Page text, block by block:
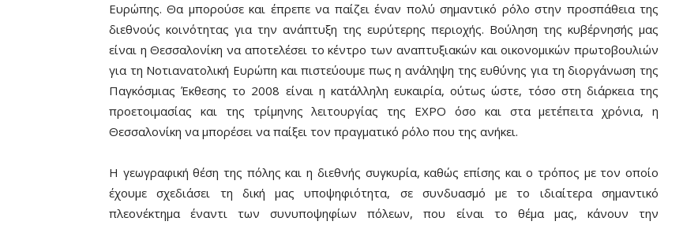
Ευρώπης. Θα μπορούσε και έπρεπε να παίζει έναν πολύ σημαντικό ρόλο στην προσπάθεια της
διεθνούς κοινότητας για την ανάπτυξη της ευρύτερης περιοχής. Βούληση της κυβέρνησής μας
είναι η Θεσσαλονίκη να αποτελέσει το κέντρο των αναπτυξιακών και οικονομικών πρωτοβουλιών
για τη Νοτιανατολική Ευρώπη και πιστεύουμε πως η ανάληψη της ευθύνης για τη διοργάνωση της
Παγκόσμιας Έκθεσης το 2008 είναι η κατάλληλη ευκαιρία, ούτως ώστε, τόσο στη διάρκεια της
προετοιμασίας και της τρίμηνης λειτουργίας της EXPO όσο και στα μετέπειτα χρόνια, η
Θεσσαλονίκη να μπορέσει να παίξει τον πραγματικό ρόλο που της ανήκει.
Η γεωγραφική θέση της πόλης και η διεθνής συγκυρία, καθώς επίσης και ο τρόπος με τον οποίο
έχουμε σχεδιάσει τη δική μας υποψηφιότητα, σε συνδυασμό με το ιδιαίτερα σημαντικό
πλεονέκτημα έναντι των συνυποψηφίων πόλεων, που είναι το θέμα μας, κάνουν την